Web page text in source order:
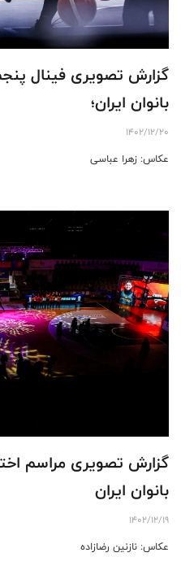
گزارش تصویری فینال
بانوان ایران؛
1402/12/20
عکاس: زهرا عباسی
گزارش تصویری مراسم
بانوان ایران
1402/12/19
عکاس: نازنین رضازاده